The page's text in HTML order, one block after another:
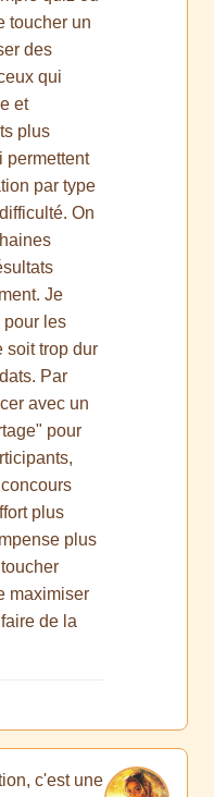
toucher un
des
qui
et
plus
permettent
par type
On
Je
pour les
soit trop dur
Par
avec un
pour
plus
plus
maximiser
de la
c'est une